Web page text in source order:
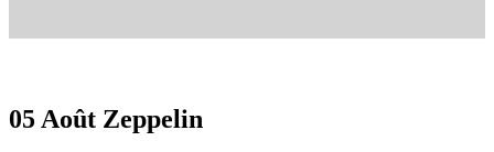
05 Août Zeppelin